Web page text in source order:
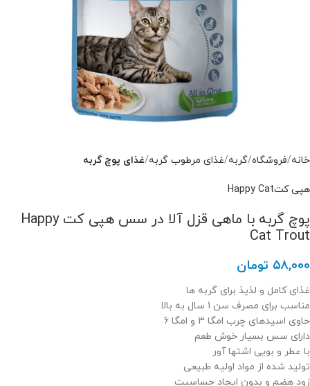
خانه فروشگاه گربه غذای مرطوب گربه غذای پوچ گربه
هپی کتHappy Cat
پوچ گربه با ماهی قزل آلا در سس هپی کت Happy
Cat Trout
۵۸,۰۰۰ تومان
غذای کامل و لذیذ برای گربه ها
مناسب برای مصرف سن 1 سال به بالا
حاوی اسیدهای چرب امگا 3 و امگا 6
دارای سس بسیار خوش طعم
با عطر و بویی اشتها آور
تولید شده از مواد اولیه طبیعی
زود هضم و بدون ایجاد حساسیت